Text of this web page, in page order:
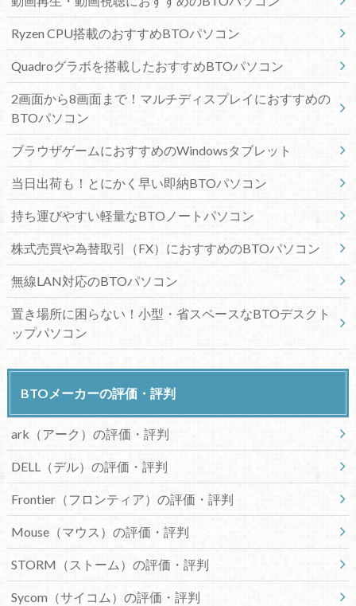
Ryzen CPU搭載のおすすめBTOパソコン
Quadroグラボを搭載したおすすめBTOパソコン
2画面から8画面まで！マルチディスプレイにおすすめの
BTOパソコン
ブラウザゲームにおすすめのWindowsタブレット
当日出荷も！とにかく早い即納BTOパソコン
持ち運びやすい軽量なBTOノートパソコン
株式売買や為替取引（FX）におすすめのBTOパソコン
無線LAN対応のBTOパソコン
置き場所に困らない！小型・省スペースなBTOデスクト
ップパソコン
BTOメーカーの評価・評判
ark（アーク）の評価・評判
DELL（デル）の評価・評判
Frontier（フロンティア）の評価・評判
Mouse（マウス）の評価・評判
STORM（ストーム）の評価・評判
Sycom（サイコム）の評価・評判